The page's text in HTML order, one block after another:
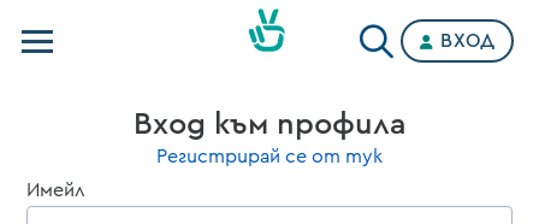
Категории
ВХОД
Вход към профила
Регистрирай се от тук
Имейл